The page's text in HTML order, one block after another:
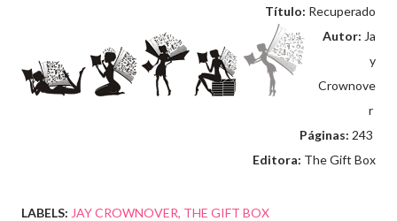
Título: Recuperado
Autor: Ja
y
Crownove
r
Páginas: 243
Editora: The Gift Box
LABELS: JAY CROWNOVER THE GIFT BOX